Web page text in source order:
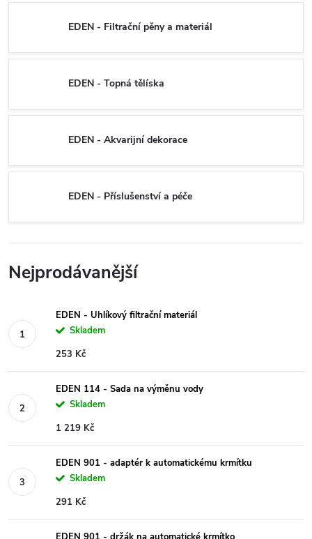
EDEN - Filtrační pěny a materiál
EDEN - Topná tělíska
EDEN - Akvarijní dekorace
EDEN - Příslušenství a péče
Nejprodávanější
EDEN - Uhlíkový filtrační materiál
Skladem
253 Kč
EDEN 114 - Sada na výměnu vody
Skladem
1 219 Kč
EDEN 901 - adaptér k automatickému krmítku
Skladem
291 Kč